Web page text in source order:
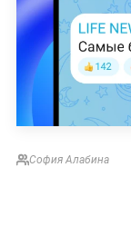
София Алабина